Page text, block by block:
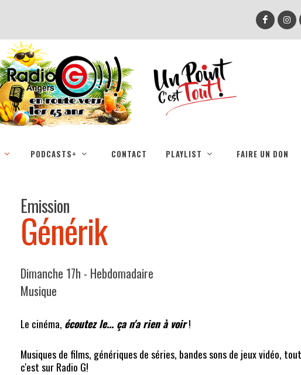
PODCASTS+ CONTACT PLAYLIST FAIRE UN DON
Emission
Générik
Dimanche 17h - Hebdomadaire
Musique
Le cinéma, écoutez le... ça n'a rien à voir!
Musiques de films, génériques de séries, bandes sons de jeux vidéo,
c'est sur Radio G!